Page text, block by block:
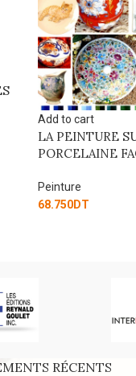
Add to cart
LA PEINTURE
PORCELAINE
Peinture
68.750DT
RÉCENTS